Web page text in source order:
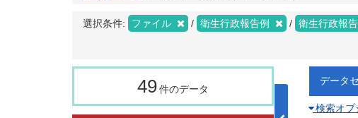
選択条件: ファイル 衛生行政報告例 衛生行政報告
49件のデータ
検索オプ